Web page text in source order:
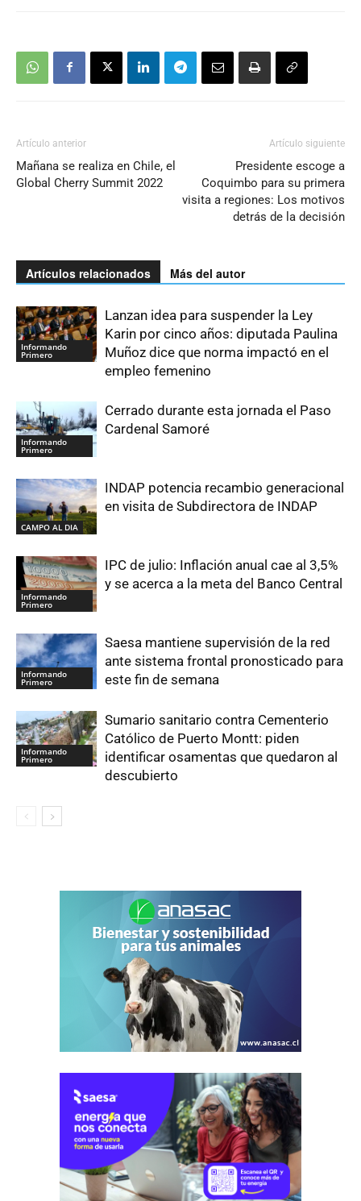
Artículo anterior
Mañana se realiza en Chile, el
Global Cherry Summit 2022
Artículo siguiente
Presidente escoge a
Coquimbo para su primera
visita a regiones: Los motivos
detrás de la decisión
Artículos relacionados Más del autor
Informando
Primero
Lanzan idea para suspender la Ley
Karin por cinco años: diputada Paulina
Muñoz dice que norma impactó en el
empleo femenino
Informando
Primero
Cerrado durante esta jornada el Paso
Cardenal Samoré
CAMPO AL DIA
INDAP potencia recambio generacional
en visita de Subdirectora de INDAP
Informando
Primero
IPC de julio: Inflación anual cae al 3,5%
y se acerca a la meta del Banco Central
Informando
Primero
Saesa mantiene supervisión de la red
ante sistema frontal pronosticado para
este fin de semana
Informando
Primero
Sumario sanitario contra Cementerio
Católico de Puerto Montt: piden
identificar osamentas que quedaron al
descubierto